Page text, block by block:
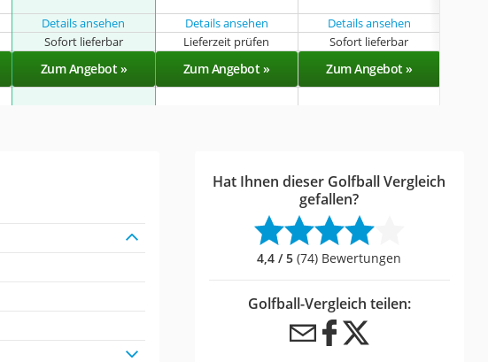
Details ansehen Details ansehen Details ansehen
Sofort lieferbar Lieferzeit prüfen Sofort lieferbar
Zum Angebot » Zum Angebot » Zum Angebot »
Hat Ihnen dieser Golfball Vergleich
gefallen?
4,4 / 5 (74) Bewertungen
Golfball-Vergleich teilen: